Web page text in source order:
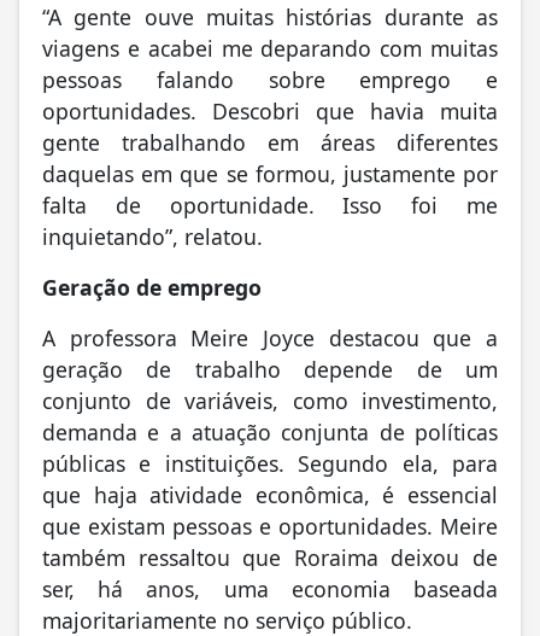
“A gente ouve muitas histórias durante as
viagens e acabei me deparando com muitas
pessoas falando sobre emprego e
oportunidades. Descobri que havia muita
gente trabalhando em áreas diferentes
daquelas em que se formou, justamente por
falta de oportunidade. Isso foi me
inquietando”, relatou.
Geração de emprego
A professora Meire Joyce destacou que a
geração de trabalho depende de um
conjunto de variáveis, como investimento,
demanda e a atuação conjunta de políticas
públicas e instituições. Segundo ela, para
que haja atividade econômica, é essencial
que existam pessoas e oportunidades. Meire
também ressaltou que Roraima deixou de
ser, há anos, uma economia baseada
majoritariamente no serviço público.